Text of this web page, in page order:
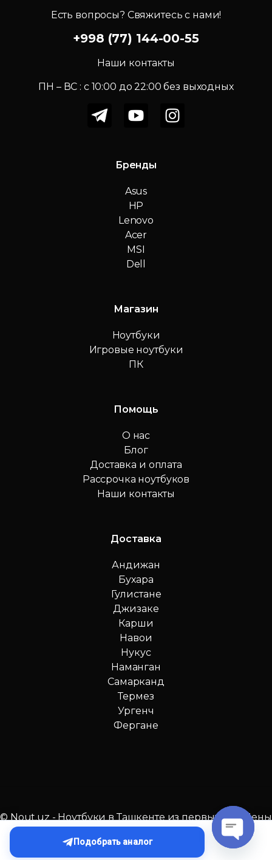
Подобрать аналог
Есть вопросы? Свяжитесь с нами!
+998 (77) 144-00-55
Наши контакты
ПН – ВС : c 10:00 до 22:00 без выходных
Бренды
Asus
HP
Lenovo
Acer
MSI
Dell
Магазин
Ноутбуки
Игровые ноутбуки
ПК
Помощь
О нас
Блог
Доставка и оплата
Рассрочка ноутбуков
Наши контакты
Доставка
Андижан
Бухара
Гулистане
Джизаке
Карши
Навои
Нукус
Наманган
Самарканд
Термез
Ургенч
Фергане
© Nout.uz - Ноутбуки в Ташкенте из первых рук. Цены